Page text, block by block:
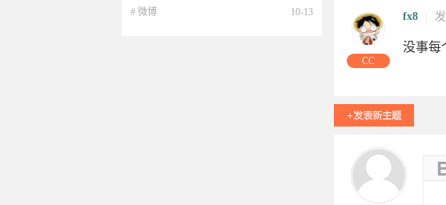
10-20
CC
fx8
没事每
# 微博 10-13